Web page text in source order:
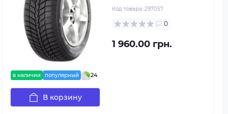
в наличии популярный 24
Код товара: 297057
0
1 960.00 грн.
В корзину